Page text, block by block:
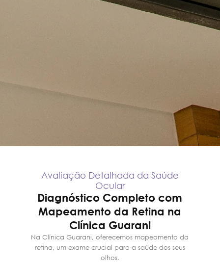
Avaliação Detalhada da Saúde
Ocular
Diagnóstico Completo com
Mapeamento da Retina na
Clínica Guarani
Na Clínica Guarani, oferecemos mapeamento da
retina, um exame crucial para a saúde dos seus
olhos.